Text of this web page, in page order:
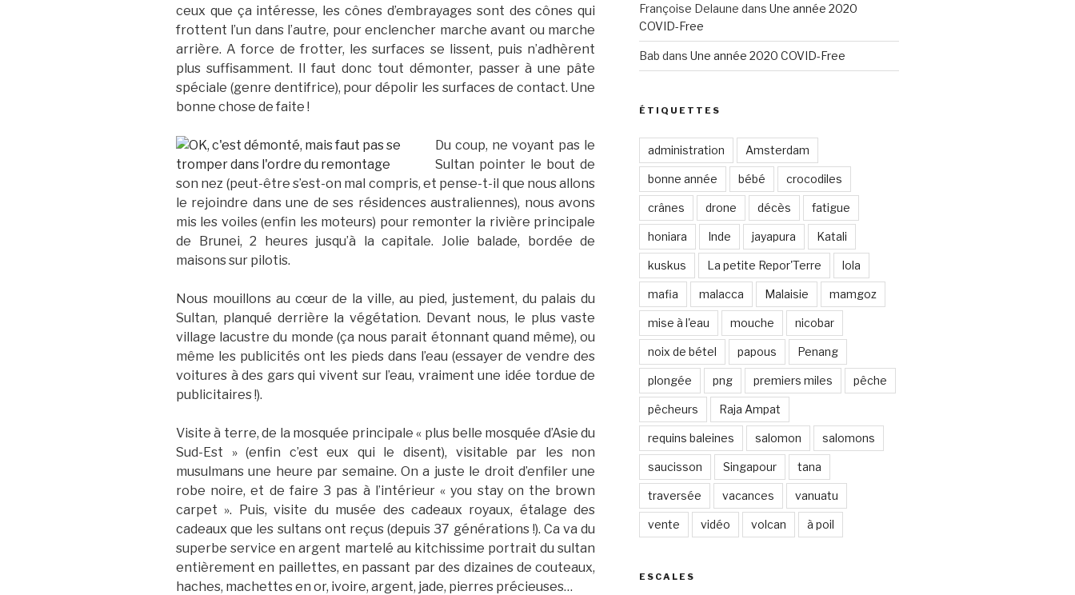
ceux que ça intéresse, les cônes d’embrayages sont des cônes qui
frottent l’un dans l’autre, pour enclencher marche avant ou marche
arrière. A force de frotter, les surfaces se lissent, puis n’adhèrent
plus suffisamment. Il faut donc tout démonter, passer à une pâte
spéciale (genre dentifrice), pour dépolir les surfaces de contact. Une
bonne chose de faite !
Du coup, ne voyant pas le
Sultan pointer le bout de
son nez (peut-être s’est-on mal compris, et pense-t-il que nous allons
le rejoindre dans une de ses résidences australiennes), nous avons
mis les voiles (enfin les moteurs) pour remonter la rivière principale
de Brunei, 2 heures jusqu’à la capitale. Jolie balade, bordée de
maisons sur pilotis.
Nous mouillons au cœur de la ville, au pied, justement, du palais du
Sultan, planqué derrière la végétation. Devant nous, le plus vaste
village lacustre du monde (ça nous parait étonnant quand même), ou
même les publicités ont les pieds dans l’eau (essayer de vendre des
voitures à des gars qui vivent sur l’eau, vraiment une idée tordue de
publicitaires !).
Visite à terre, de la mosquée principale « plus belle mosquée d’Asie du
Sud-Est » (enfin c’est eux qui le disent), visitable par les non
musulmans une heure par semaine. On a juste le droit d’enfiler une
robe noire, et de faire 3 pas à l’intérieur « you stay on the brown
carpet ». Puis, visite du musée des cadeaux royaux, étalage des
cadeaux que les sultans ont reçus (depuis 37 générations !). Ca va du
superbe service en argent martelé au kitchissime portrait du sultan
entièrement en paillettes, en passant par des dizaines de couteaux,
haches, machettes en or, ivoire, argent, jade, pierres précieuses…
Françoise Delaune dans Une année 2020
COVID-Free
Bab dans Une année 2020 COVID-Free
ÉTIQUETTES
administration Amsterdam
bonne année bébé crocodiles
crânes drone décès fatigue
honiara Inde jayapura Katali
kuskus La petite Repor'Terre lola
mafia malacca Malaisie mamgoz
mise à l'eau mouche nicobar
noix de bétel papous Penang
plongée png premiers miles pêche
pêcheurs Raja Ampat
requins baleines salomon salomons
saucisson Singapour tana
traversée vacances vanuatu
vente vidéo volcan à poil
ESCALES